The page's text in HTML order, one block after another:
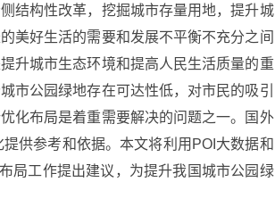
结构性改革，挖掘城市存量用地，提升城
美好生活的需要和发展不平衡不充分之间
升城市生态环境和提高人民生活质量的重
市公园绿地存在可达性低，对市民的吸引
化布局是着重需要解决的问题之一。国外
供参考和依据。本文将利用POI大数据和
局工作提出建议，为提升我国城市公园绿